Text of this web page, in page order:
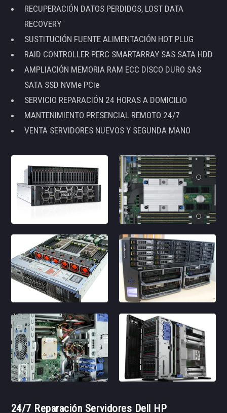
RECUPERACIÓN DATOS PERDIDOS, LOST DATA
RECOVERY
SUSTITUCIÓN FUENTE ALIMENTACIÓN HOT PLUG
RAID CONTROLLER PERC SMARTARRAY SAS SATA HDD
AMPLIACIÓN MEMORIA RAM ECC DISCO DURO SAS
SATA SSD NVMe PCIe
SERVICIO REPARACIÓN 24 HORAS A DOMICILIO
MANTENIMIENTO PRESENCIAL REMOTO 24/7
VENTA SERVIDORES NUEVOS Y SEGUNDA MANO
24/7 Reparación Servidores Dell HP